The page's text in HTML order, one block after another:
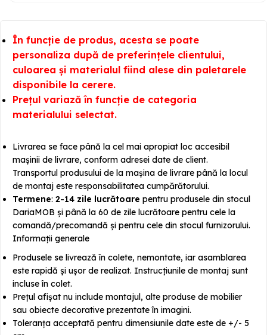
În funcție de produs, acesta se poate
personaliza după de preferințele clientului,
culoarea și materialul fiind alese din paletarele
disponibile la cerere.
Prețul variază în funcție de categoria
materialului selectat.
Livrarea se face până la cel mai apropiat loc accesibil
mașinii de livrare, conform adresei date de client.
Transportul produsului de la mașina de livrare până la locul
de montaj este responsabilitatea cumpărătorului.
Termene: 2-14 zile lucrătoare pentru produsele din stocul
DariaMOB și până la 60 de zile lucrătoare pentru cele la
comandă/precomandă și pentru cele din stocul furnizorului.
Informații generale
Produsele se livrează în colete, nemontate, iar asamblarea
este rapidă și ușor de realizat. Instrucțiunile de montaj sunt
incluse în colet.
Prețul afișat nu include montajul, alte produse de mobilier
sau obiecte decorative prezentate în imagini.
Toleranța acceptată pentru dimensiunile date este de +/- 5